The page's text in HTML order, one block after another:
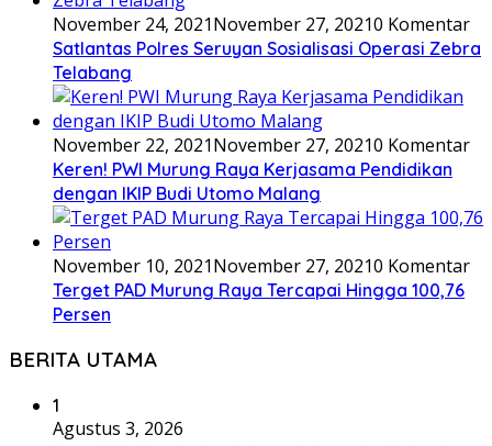
November 24, 2021November 27, 20210 Komentar
Satlantas Polres Seruyan Sosialisasi Operasi Zebra
Telabang
November 22, 2021November 27, 20210 Komentar
Keren! PWI Murung Raya Kerjasama Pendidikan
dengan IKIP Budi Utomo Malang
November 10, 2021November 27, 20210 Komentar
Terget PAD Murung Raya Tercapai Hingga 100,76
Persen
BERITA UTAMA
1
Agustus 3, 2026